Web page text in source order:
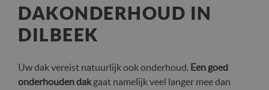
DAKONDERHOUD IN
DILBEEK
Uw dak vereist natuurlijk ook onderhoud. Een goed
onderhouden dakgaat namelijk veel langer mee dan